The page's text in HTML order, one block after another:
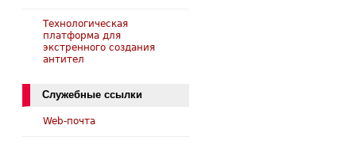
Технологическая
платформа для
экстренного создания
антител
Служебные ссылки
Web-почта